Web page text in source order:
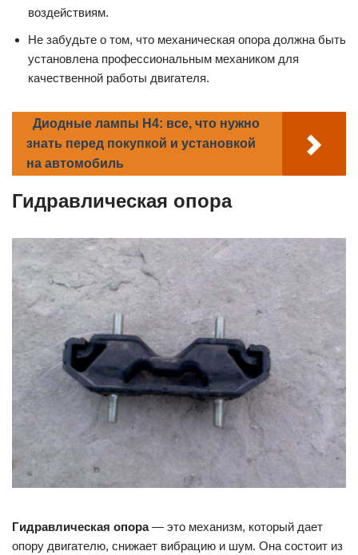
воздействиям.
Не забудьте о том, что механическая опора должна быть
установлена профессиональным механиком для
качественной работы двигателя.
Диодные лампы H4: все, что нужно
знать перед покупкой и установкой
на автомобиль
Гидравлическая опора
Гидравлическая опора— это механизм, который дает
опору двигателю, снижает вибрацию и шум. Она состоит из